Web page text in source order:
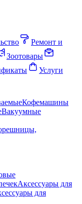
Ремонт и
Зоотовары
Услуги
Кофемашины
Вакуумные
Аксессуары для
для